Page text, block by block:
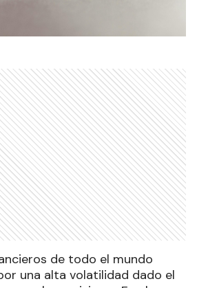
de todo el mundo
una alta volatilidad dado el